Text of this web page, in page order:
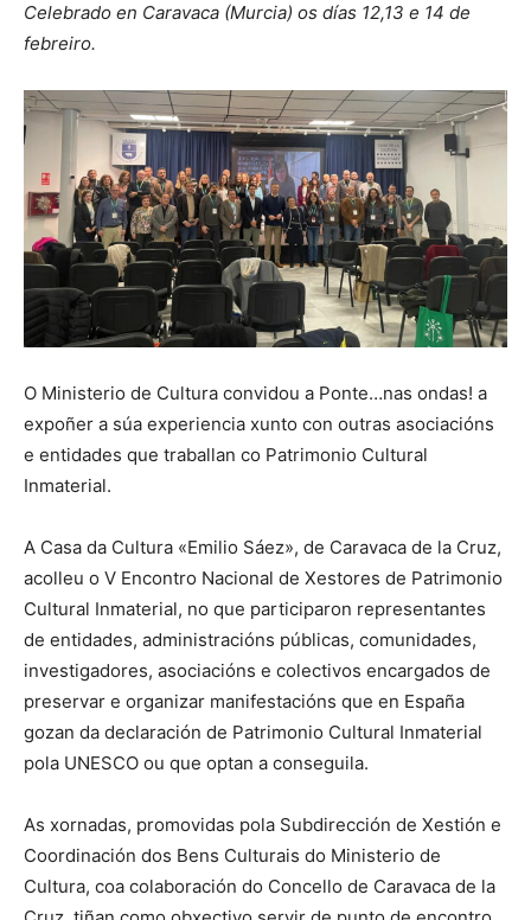
Celebrado en Caravaca (Murcia) os días 12,13 e 14 de
febreiro.
O Ministerio de Cultura convidou a Ponte…nas ondas! a
expoñer a súa experiencia xunto con outras asociacións
e entidades que traballan co Patrimonio Cultural
Inmaterial.
A Casa da Cultura «Emilio Sáez», de Caravaca de la Cruz,
acolleu o V Encontro Nacional de Xestores de Patrimonio
Cultural Inmaterial, no que participaron representantes
de entidades, administracións públicas, comunidades,
investigadores, asociacións e colectivos encargados de
preservar e organizar manifestacións que en España
gozan da declaración de Patrimonio Cultural Inmaterial
pola UNESCO ou que optan a conseguila.
As xornadas, promovidas pola Subdirección de Xestión e
Coordinación dos Bens Culturais do Ministerio de
Cultura, coa colaboración do Concello de Caravaca de la